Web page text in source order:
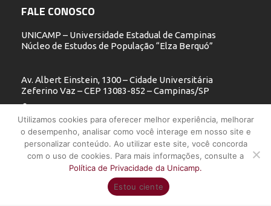
FALE CONOSCO
UNICAMP – Universidade Estadual de Campinas
Núcleo de Estudos de População “Elza Berquó”
Av. Albert Einstein, 1300 – Cidade Universitária
Zeferino Vaz – CEP 13083-852 – Campinas/SP
19 3521.5900
nepo@unicamp.br
UNICAMP - Universidade Estadual de Campinas - Núcleo de Estudos
de População "Elza Berquó" - Todos os direitos reservados
Utilizamos cookies para oferecer melhor experiência, melhorar
o desempenho, analisar como você interage em nosso site e
personalizar conteúdo. Ao utilizar este site, você concorda
com o uso de cookies. Para mais informações, consulte a
Política de Privacidade da Unicamp.
Estou ciente